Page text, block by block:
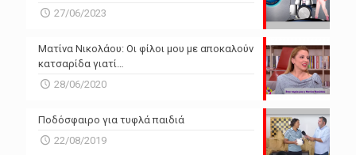
27/06/2023
Ματίνα Νικολάου: Οι φίλοι μου με αποκαλούν
κατσαρίδα γιατί…
28/06/2020
Ποδόσφαιρο για τυφλά παιδιά
22/08/2019